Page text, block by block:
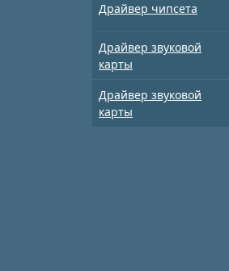
Драйвер чипсета
Драйвер звуковой
карты
Драйвер звуковой
карты